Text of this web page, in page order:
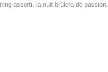
assorti, la nuit brûlera de passion.